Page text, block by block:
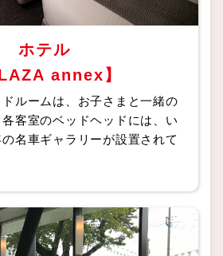
ホテル
annex】
ルームは、お子さまと一緒の
客室のベッドヘッドには、い
名車ギャラリーが設置されて